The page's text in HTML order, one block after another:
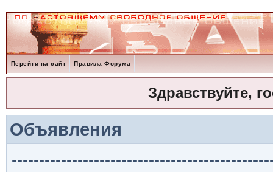
Перейти на сайт Правила Форума
Здравствуйте,
Объявления